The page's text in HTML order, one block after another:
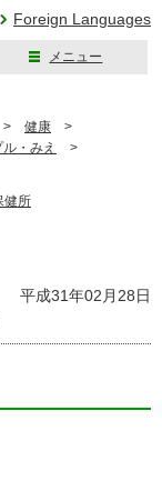
Foreign Languages
メニュー
健康 >
・みえ
>
健所
平成31年02月28日